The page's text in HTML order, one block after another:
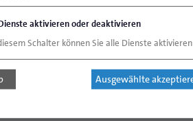
aktivieren oder deaktivieren
Schalter können Sie alle Dienste
Ausgewählte